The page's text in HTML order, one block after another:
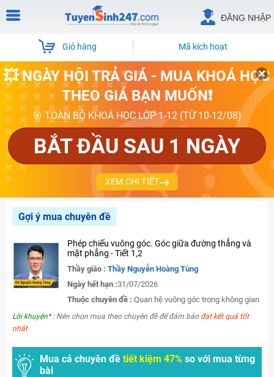
ĐĂNG NHẬP
Giỏ hàng Mã kích hoạt
💥 NGÀY HỘI TRẢ GIÁ - MUA KHOÁ HỌC
THEO GIÁ BẠN MUỐN❗
🎯 TOÀN BỘ KHOÁ HỌC LỚP 1-12 (TỪ 10-12/08)
BẮT ĐẦU SAU 1 NGÀY
XEM CHI TIẾT
Gợi ý mua chuyên đề
Phép chiếu vuông góc. Góc giữa đường thẳng và
mặt phẳng - Tiết 1,2
Thầy giáo : Thầy Nguyễn Hoàng Tùng
Ngày hết hạn :31/07/2026
Thuộc chuyên đề : Quan hệ vuông góc trong không gian
Lời khuyên*: Nên chọn mua theo chuyên đề để đảm bảo đạt kết quả tốt
nhất
Mua cả chuyên đề tiết kiệm 47% so với mua từng
bài